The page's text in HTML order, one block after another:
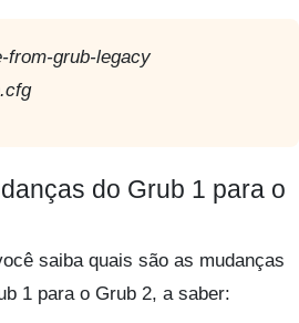
from-grub-legacy
do Grub 1 para o
saiba quais são as mudanças
1 para o Grub 2, a saber: